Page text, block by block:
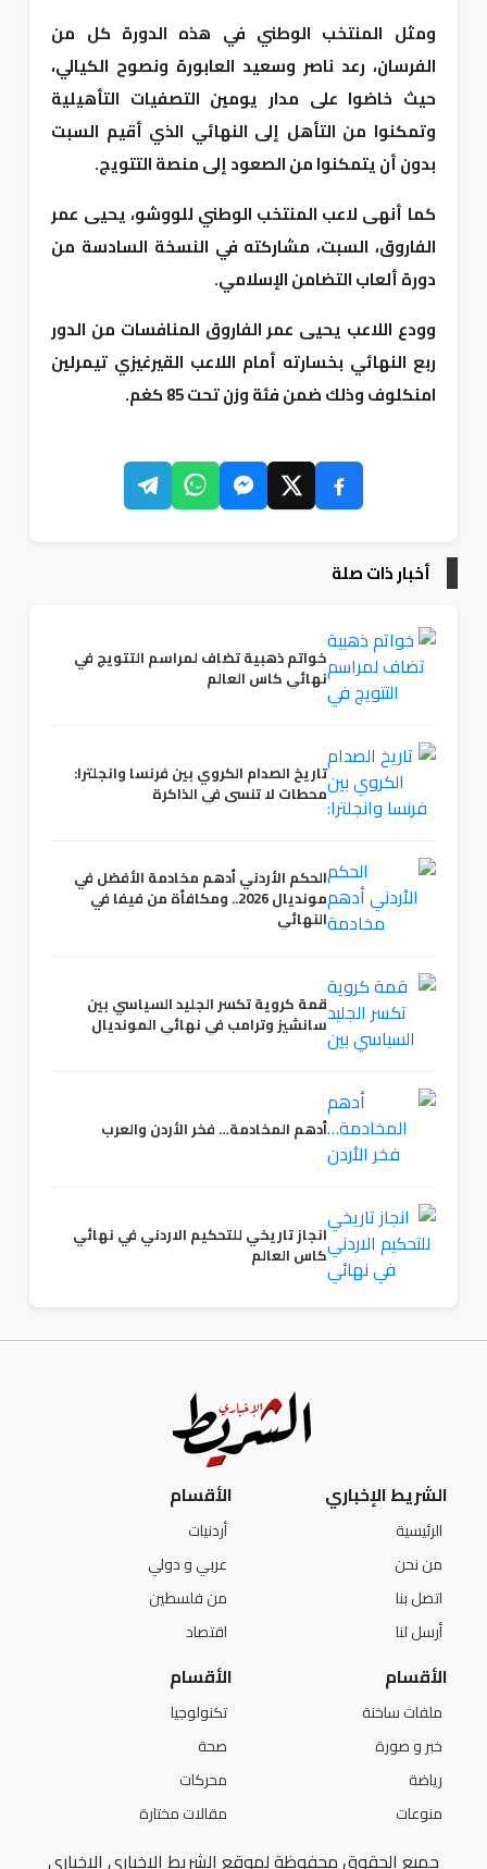
ومثل المنتخب الوطني في هذه الدورة كل من
الفرسان، رعد ناصر وسعيد العابورة ونصوح الكيالي،
حيث خاضوا على مدار يومين التصفيات التأهيلية
وتمكنوا من التأهل إلى النهائي الذي أقيم السبت
بدون أن يتمكنوا من الصعود إلى منصة التتويج.
كما أنهى لاعب المنتخب الوطني للووشو، يحيى عمر
الفاروق، السبت، مشاركته في النسخة السادسة من
دورة ألعاب التضامن الإسلامي.
وودع اللاعب يحيى عمر الفاروق المنافسات من الدور
ربع النهائي بخسارته أمام اللاعب القيرغيزي تيمرلين
امنكلوف وذلك ضمن فئة وزن تحت 85 كغم.
أخبار ذات صلة
خواتم ذهبية تضاف لمراسم التتويج في
نهائي كاس العالم
تاريخ الصدام الكروي بين فرنسا وانجلترا:
محطات لا تنسى في الذاكرة
الحكم الأردني أدهم مخادمة الأفضل في
مونديال 2026.. ومكافأة من فيفا في
النهائي
قمة كروية تكسر الجليد السياسي بين
سانشيز وترامب في نهائي المونديال
أدهم المخادمة… فخر الأردن والعرب
انجاز تاريخي للتحكيم الاردني في نهائي
كاس العالم
الشريط الإخباري
الرئيسية
من نحن
اتصل بنا
أرسل لنا
الأقسام
أردنيات
عربي و دولي
من فلسطين
اقتصاد
الأقسام
ملفات ساخنة
خبر و صورة
رياضة
منوعات
الأقسام
تكنولوجيا
صحة
محركات
مقالات مختارة
جميع الحقوق محفوظة لموقع الشريط الإخباري الإخباري